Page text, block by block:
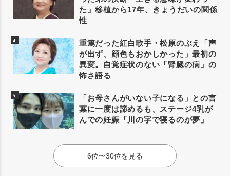
た」移植から17年、きょうだいの関係
性
重篤だった紅白歌手・松原のぶえ「声
が出ず、顔色もおかしかった」最初の
異変。自覚症状のない「腎臓の病」の
怖さ語る
「お母さんがいない子になる」との言
葉に一度は諦めるも、ステージ4乳が
んでの妊娠「川の字で寝るのが夢」
6位〜30位を見る